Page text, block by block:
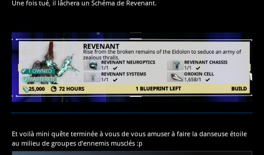
Une fois tué, il lâchera un Schéma de Revenant.
Et voilà mini quête terminée à vous de vous amuser à faire la danseuse étoile
au milieu de groupes d’ennemis musclés :p